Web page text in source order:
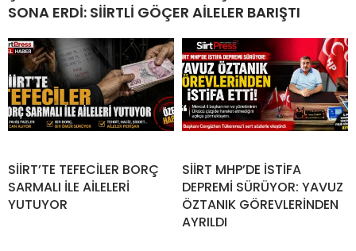
SONA ERDİ: SİİRTLİ GÖÇER AİLELER BARIŞTI
SİİRT’TE TEFECİLER BORÇ
SARMALI İLE AİLELERİ
YUTUYOR
SİİRT MHP’DE İSTİFA
DEPREMİ SÜRÜYOR: YAVUZ
ÖZTANIK GÖREVLERİNDEN
AYRILDI